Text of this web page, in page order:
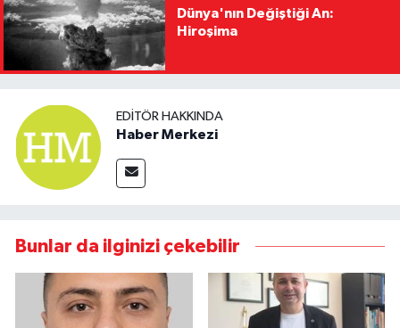
Dünya'nın Değiştiği An:
Hiroşima
EDITÖR HAKKINDA
Haber Merkezi
Bunlar da ilginizi çekebilir